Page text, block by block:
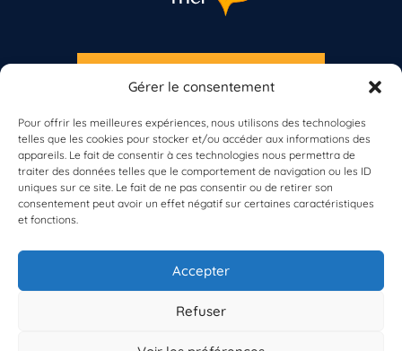
Gérer le consentement
Pour offrir les meilleures expériences, nous utilisons des technologies
telles que les cookies pour stocker et/ou accéder aux informations des
appareils. Le fait de consentir à ces technologies nous permettra de
traiter des données telles que le comportement de navigation ou les ID
uniques sur ce site. Le fait de ne pas consentir ou de retirer son
consentement peut avoir un effet négatif sur certaines caractéristiques
et fonctions.
Accepter
Refuser
À propos de BioLit
Vos données d'observation
Ressources
Résultats du programme
Contacts
S'INSCRIRE À LA NEWSLETTER
Vous n’êtes pas encore inscrit à Biolit ?
Inscrivez-vous dès maintenant